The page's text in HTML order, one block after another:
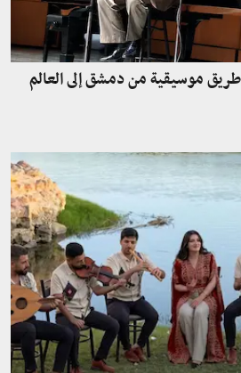
موسيقية من دمشق إلى العالم